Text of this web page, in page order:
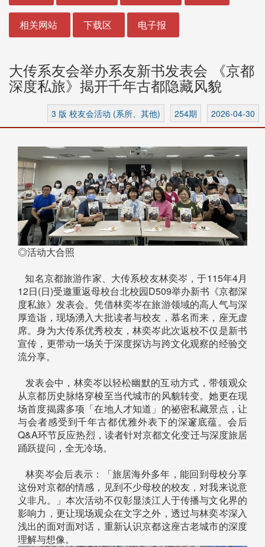
相关网站 下载区 电子报
大传系友会举办系友新书发表会 《京都
深度私旅》揭开千年古都隐藏风貌
3 版 校友会活动 (系所、其他) 254期 2026-04-30
◎活动大合照
知名京都旅游作家、大传系校友林奕岑，于115年4月
12日(日)受邀重返母校台北校园D509举办新书《京都深
度私旅》发表会。凭借林奕岑在旅游领域的高人气与深
厚造诣，现场湧入大批读者与校友，慕名而来，座无虚
席。身为大传系优秀校友，林奕岑此次返校不仅是新书
宣传，更带动一场关于深度探访与跨文化观察的经验交
流分享。
发表会中，林奕岑以轻松幽默的互动方式，带领观众
从京都历史脉络穿梭至当代城市的风貌转变。她更在现
场首度揭露多项「在地人才知道」的祕密私藏景点，让
与会者感受到千年古都优雅外表下的深邃底蕴。会后
Q&A环节反应热烈，读者针对京都文化变迁与深度旅居
踊跃提问，全无冷场。
林奕岑会后表示：「旅居海外多年，能回到母校分享
这份对京都的情感，见到不少母校的校友，对我来说意
义非凡。」本次活动不仅彰显淡江人于传播与文化界的
影响力，更让现场观众在文字之外，透过与林奕岑深入
浅出的面对面对话，重新认识京都这座古老城市的深度
理解与想像。